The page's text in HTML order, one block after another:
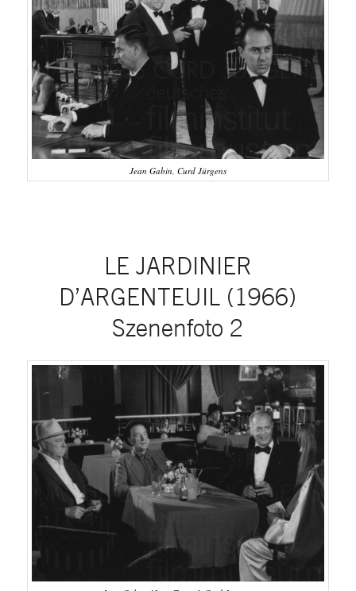
Jean Gabin, Curd Jürgens
LE JARDINIER
D’ARGENTEUIL (1966)
Szenenfoto 2